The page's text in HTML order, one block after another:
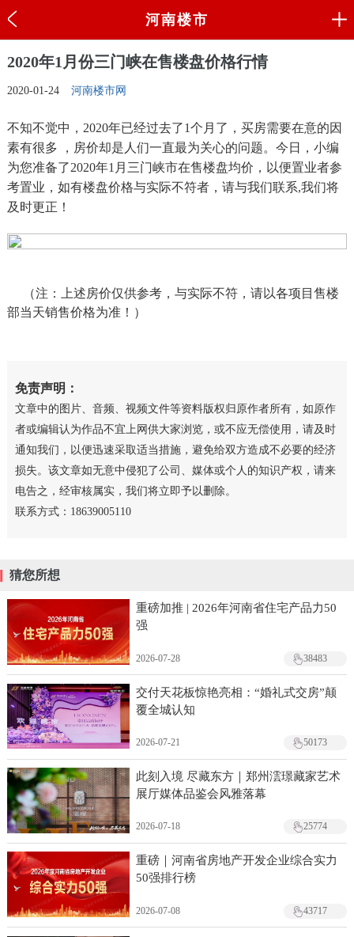
河南楼市
2020年1月份三门峡在售楼盘价格行情
2020-01-24 河南楼市网
不知不觉中，2020年已经过去了1个月了，买房需要在意的因
素有很多 ，房价却是人们一直最为关心的问题。今日，小编
为您准备了2020年1月三门峡市在售楼盘均价，以便置业者参
考置业，如有楼盘价格与实际不符者，请与我们联系,我们将
及时更正！
（注：上述房价仅供参考，与实际不符，请以各项目售楼
部当天销售价格为准！）
免责声明：
文章中的图片、音频、视频文件等资料版权归原作者所有，如原作
者或编辑认为作品不宜上网供大家浏览，或不应无偿使用，请及时
通知我们，以便迅速采取适当措施，避免给双方造成不必要的经济
损失。该文章如无意中侵犯了公司、媒体或个人的知识产权，请来
电告之，经审核属实，我们将立即予以删除。
联系方式：18639005110
猜您所想
重磅加推 | 2026年河南省住宅产品力50
强
2026-07-28 38483
交付天花板惊艳亮相：“婚礼式交房”颠
覆全城认知
2026-07-21 50173
此刻入境 尽藏东方｜郑州澐璟藏家艺术
展厅媒体品鉴会风雅落幕
2026-07-18 25774
重磅｜河南省房地产开发企业综合实力
50强排行榜
2026-07-08 43717